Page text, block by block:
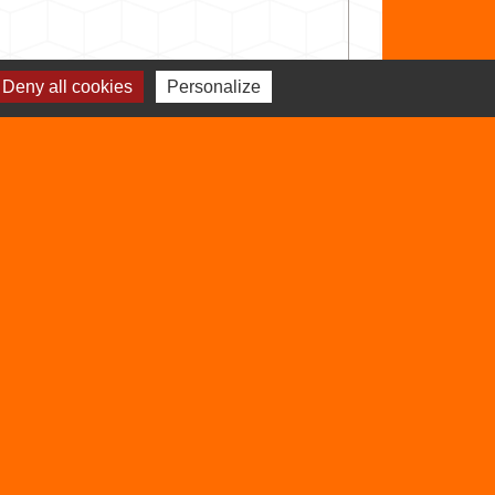
Deny all cookies Personalize